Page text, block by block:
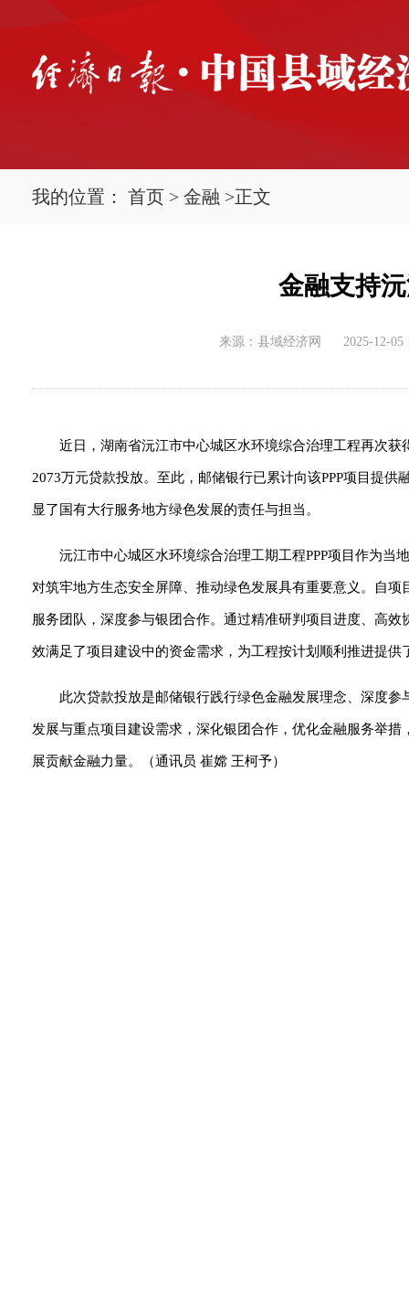
我的位置： 首页 > 金融 >正文
金融支持
来源：县域经济网 2025-12-05
近日，湖南省沅江市中心城区水环境综合治理工程再次
2073万元贷款投放。至此，邮储银行已累计向该PPP项目提供
显了国有大行服务地方绿色发展的责任与担当。
沅江市中心城区水环境综合治理工期工程PPP项目作为当
对筑牢地方生态安全屏障、推动绿色发展具有重要意义。自
服务团队，深度参与银团合作。通过精准研判项目进度、高
效满足了项目建设中的资金需求，为工程按计划顺利推进提供
此次贷款投放是邮储银行践行绿色金融发展理念、深度
发展与重点项目建设需求，深化银团合作，优化金融服务举
展贡献金融力量。（通讯员 崔嫦 王柯予）